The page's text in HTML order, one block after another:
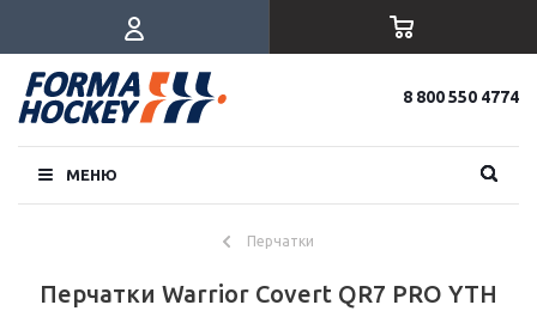
8 800 550 4774
МЕНЮ
Перчатки
Перчатки Warrior Covert QR7 PRO YTH